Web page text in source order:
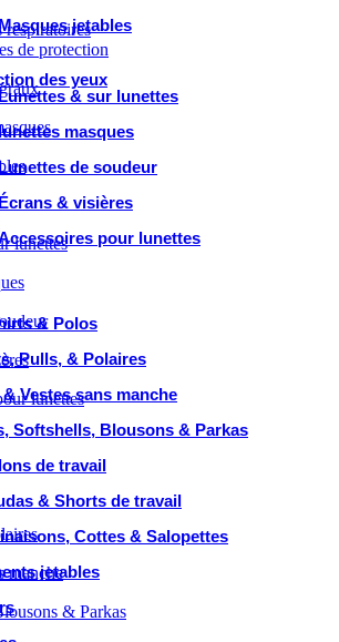
jetables
des yeux
& sur lunettes
masques
de soudeur
Écrans & visières
pour lunettes
& Polos
Pulls, & Polaires
Vestes sans manche
Softshells, Blousons & Parkas
de travail
& Shorts de travail
Cottes & Salopettes
jetables
respiratoires
de protection
lunettes
lunettes
manche
& Parkas